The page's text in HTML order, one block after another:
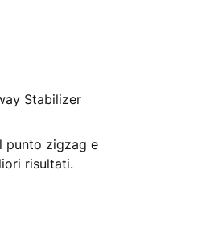
Stabilizer
punto zigzag e
risultati.